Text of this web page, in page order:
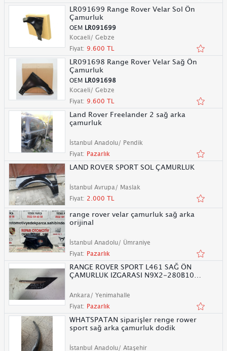
LR091699 Range Rover Velar Sol Ön
Çamurluk
OEM LR091699
Kocaeli/ Gebze
Fiyat: 9.600 TL
LR091698 Range Rover Velar Sağ Ön
Çamurluk
OEM LR091698
Kocaeli/ Gebze
Fiyat: 9.600 TL
Land Rover Freelander 2 sağ arka
çamurluk
İstanbul Anadolu/ Pendik
Fiyat: Pazarlık
LAND ROVER SPORT SOL ÇAMURLUK
İstanbul Avrupa/ Maslak
Fiyat: 2.000 TL
range rover velar çamurluk sağ arka
orijinal
İstanbul Anadolu/ Ümraniye
Fiyat: Pazarlık
RANGE ROVER SPORT L461 SAĞ ÖN
ÇAMURLUK IZGARASI N9X2-280B10-
Ankara/ Yenimahalle
Fiyat: Pazarlık
WHATSPATAN siparişler renge rower
sport sağ arka çamurluk dodik
İstanbul Anadolu/ Ataşehir